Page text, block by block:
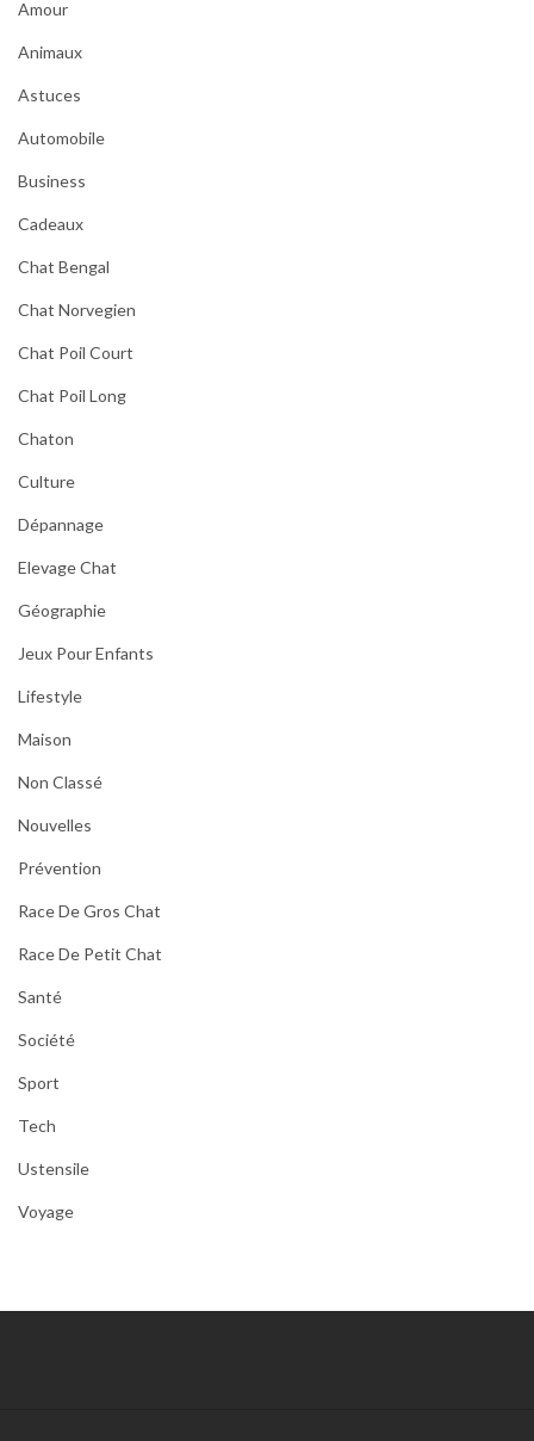
Amour
Animaux
Astuces
Automobile
Business
Cadeaux
Chat Bengal
Chat Norvegien
Chat Poil Court
Chat Poil Long
Chaton
Culture
Dépannage
Elevage Chat
Géographie
Jeux Pour Enfants
Lifestyle
Maison
Non Classé
Nouvelles
Prévention
Race De Gros Chat
Race De Petit Chat
Santé
Société
Sport
Tech
Ustensile
Voyage